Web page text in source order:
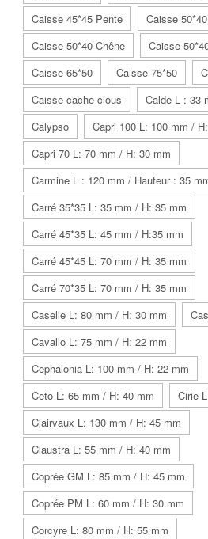
Caisse 45*45 Pente
Caisse 50*40
Caisse 50*40 Chêne
Caisse
Caisse 65*50
Caisse 75*50
Caisse cache-clous
Calde L : 33
Calypso
Capri 100 L: 100 mm /
Capri 70 L: 70 mm / H: 30 mm
Carmine L : 120 mm / Hauteur : 35
Carré 35*35 L: 35 mm / H: 35 mm
Carré 45*35 L: 45 mm / H:35 mm
Carré 45*45 L: 70 mm / H: 35 mm
Carré 70*35 L: 70 mm / H: 35 mm
Caselle L: 80 mm / H: 30 mm
Cavallo L: 75 mm / H: 22 mm
Cephalonia L: 100 mm / H: 22 mm
Ceto L: 65 mm / H: 40 mm
Cirie
Clairvaux L: 130 mm / H: 45 mm
Claustra L: 55 mm / H: 40 mm
Coprée GM L: 85 mm / H: 45 mm
Coprée PM L: 60 mm / H: 30 mm
Corcyre L: 80 mm / H: 55 mm